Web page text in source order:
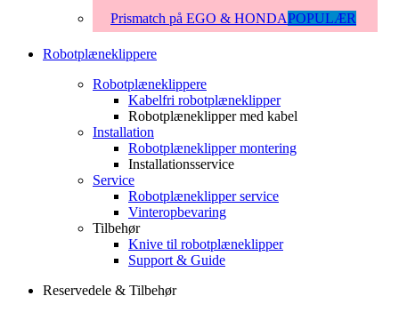
Prismatch på EGO & HONDAPOPULÆR
Robotplæneklippere
Robotplæneklippere
Kabelfri robotplæneklipper
Robotplæneklipper med kabel
Installation
Robotplæneklipper montering
Installationsservice
Service
Robotplæneklipper service
Vinteropbevaring
Tilbehør
Knive til robotplæneklipper
Support & Guide
Reservedele & Tilbehør